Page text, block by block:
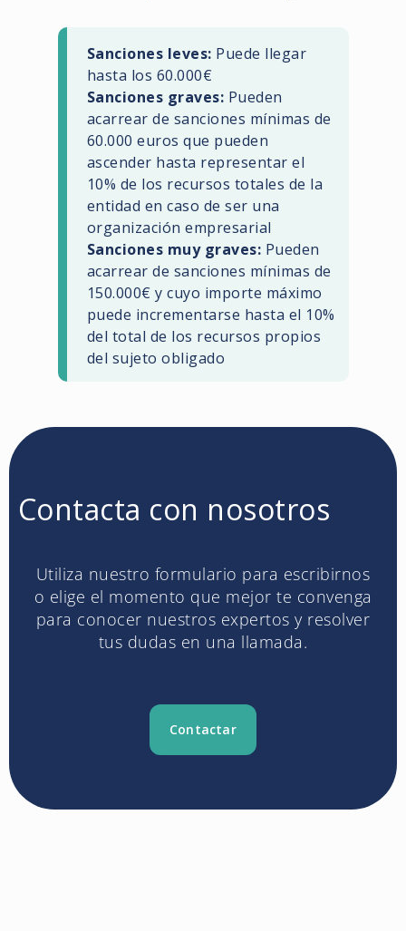
Sanciones leves: Puede llegar
hasta los 60.000€
Sanciones graves: Pueden
acarrear de sanciones mínimas de
60.000 euros que pueden
ascender hasta representar el
10% de los recursos totales de la
entidad en caso de ser una
organización empresarial
Sanciones muy graves: Pueden
acarrear de sanciones mínimas de
150.000€ y cuyo importe máximo
puede incrementarse hasta el 10%
del total de los recursos propios
del sujeto obligado
Contacta con nosotros
Utiliza nuestro formulario para escribirnos
o elige el momento que mejor te convenga
para conocer nuestros expertos y resolver
tus dudas en una llamada.
Contactar